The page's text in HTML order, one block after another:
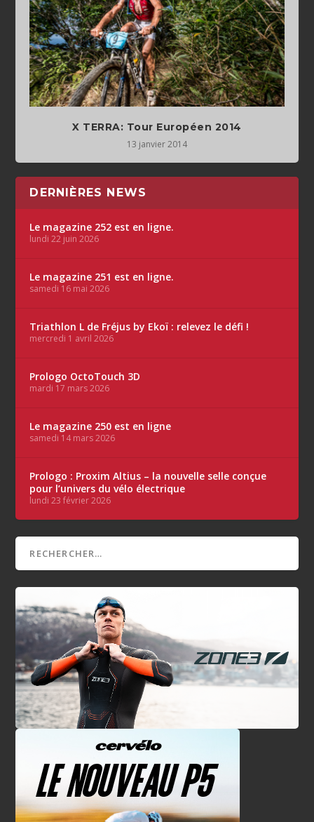
X TERRA: Tour Européen 2014
13 janvier 2014
DERNIÈRES NEWS
Le magazine 252 est en ligne.
lundi 22 juin 2026
Le magazine 251 est en ligne.
samedi 16 mai 2026
Triathlon L de Fréjus by Ekoï : relevez le défi !
mercredi 1 avril 2026
Prologo OctoTouch 3D
mardi 17 mars 2026
Le magazine 250 est en ligne
samedi 14 mars 2026
Prologo : Proxim Altius – la nouvelle selle conçue
pour l’univers du vélo électrique
lundi 23 février 2026